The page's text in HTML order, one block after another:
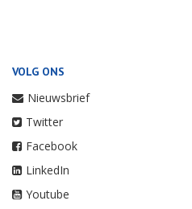
VOLG ONS
Nieuwsbrief
Twitter
Facebook
LinkedIn
Youtube